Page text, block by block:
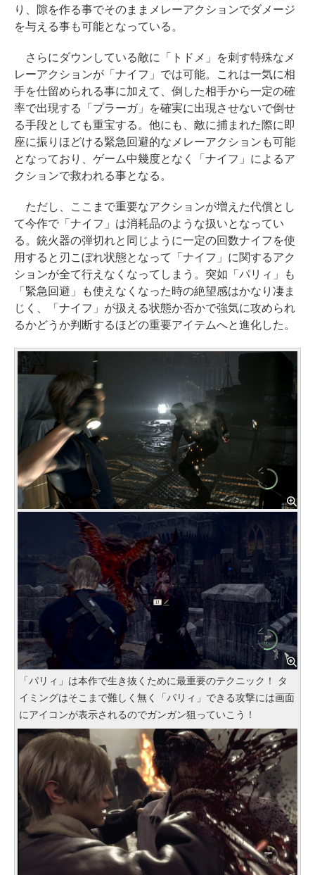
り、隙を作る事でそのままメレーアクションでダメージ
を与える事も可能となっている。
さらにダウンしている敵に「トドメ」を刺す特殊なメ
レーアクションが「ナイフ」では可能。これは一気に相
手を仕留められる事に加えて、倒した相手から一定の確
率で出現する「プラーガ」を確実に出現させないで倒せ
る手段としても重宝する。他にも、敵に捕まれた際に即
座に振りほどける緊急回避的なメレーアクションも可能
となっており、ゲーム中幾度となく「ナイフ」によるア
クションで救われる事となる。
ただし、ここまで重要なアクションが増えた代償とし
て今作で「ナイフ」は消耗品のような扱いとなってい
る。銃火器の弾切れと同じように一定の回数ナイフを使
用すると刃こぼれ状態となって「ナイフ」に関するアク
ションが全て行えなくなってしまう。突如「パリィ」も
「緊急回避」も使えなくなった時の絶望感はかなり凄ま
じく、「ナイフ」が扱える状態か否かで強気に攻められ
るかどうか判断するほどの重要アイテムへと進化した。
「パリィ」は本作で生き抜くために最重要のテクニック！ タ
イミングはそこまで難しく無く「パリィ」できる攻撃には画面
にアイコンが表示されるのでガンガン狙っていこう！